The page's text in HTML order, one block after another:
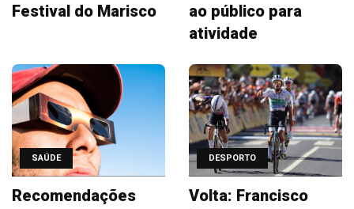
Festival do Marisco
ao público para
atividade
SAÚDE
Recomendações
DESPORTO
Volta: Francisco